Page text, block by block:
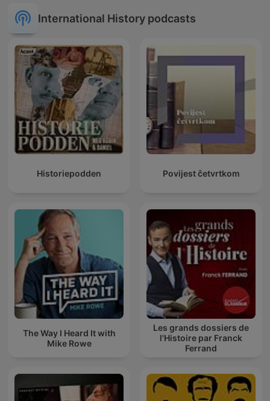
International History podcasts
Historiepodden Povijest četvrtkom
The Way I Heard It with
Mike Rowe
Les grands dossiers de
l'Histoire par Franck
Ferrand